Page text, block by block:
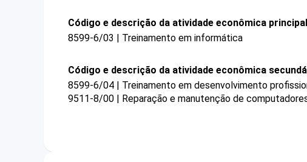
Código e descrição da atividade econômica principal
8599-6/03 | Treinamento em informática
Código e descrição da atividade econômica
8599-6/04 | Treinamento em desenvolvimento
9511-8/00 | Reparação e manutenção de